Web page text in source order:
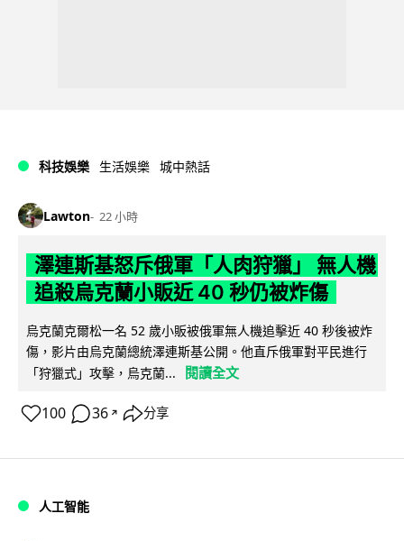
科技娛樂 生活娛樂 城中熱話
Lawton 22 小時
澤連斯基怒斥俄軍「人肉狩獵」 無人機
追殺烏克蘭小販近 40 秒仍被炸傷
烏克蘭克爾松一名 52 歲小販被俄軍無人機追擊近 40 秒後被炸
傷，影片由烏克蘭總統澤連斯基公開。他直斥俄軍對平民進行
「狩獵式」攻擊，烏克蘭...
閱讀全文
100 36 ↗ 分享
人工智能